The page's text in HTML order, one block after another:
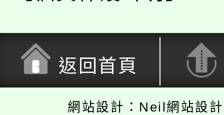
返回首頁
網站設計：Neil網站設